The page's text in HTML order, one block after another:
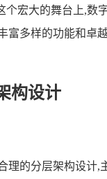
个宏大的舞台上,数
富多样的功能和卓
构设计
理的分层架构设计